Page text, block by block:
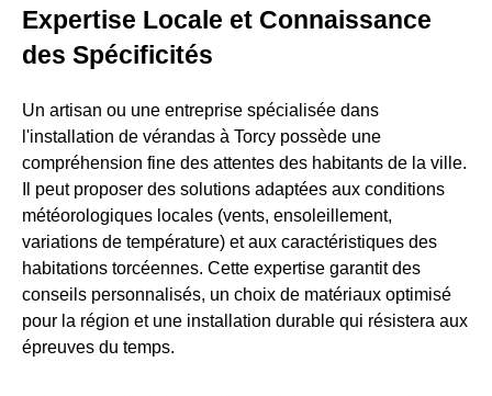
Expertise Locale et Connaissance
des Spécificités
Un artisan ou une entreprise spécialisée dans
l'installation de vérandas à Torcy possède une
compréhension fine des attentes des habitants de la ville.
Il peut proposer des solutions adaptées aux conditions
météorologiques locales (vents, ensoleillement,
variations de température) et aux caractéristiques des
habitations torcéennes. Cette expertise garantit des
conseils personnalisés, un choix de matériaux optimisé
pour la région et une installation durable qui résistera aux
épreuves du temps.